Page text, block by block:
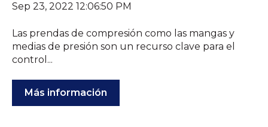
Sep 23, 2022 12:06:50 PM
Las prendas de compresión como las mangas y
medias de presión son un recurso clave para el
control...
Más información